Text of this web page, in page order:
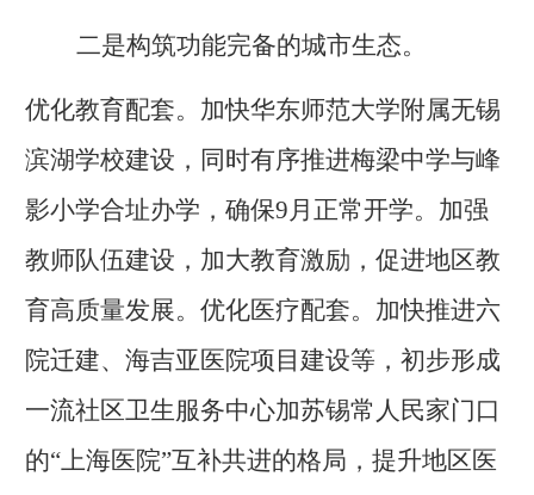
二是构筑功能完备的城市生态。
优化教育配套。加快华东师范大学附属无锡
滨湖学校建设，同时有序推进梅梁中学与峰
影小学合址办学，确保9月正常开学。加强
教师队伍建设，加大教育激励，促进地区教
育高质量发展。优化医疗配套。加快推进六
院迁建、海吉亚医院项目建设等，初步形成
一流社区卫生服务中心加苏锡常人民家门口
的“上海医院”互补共进的格局，提升地区医